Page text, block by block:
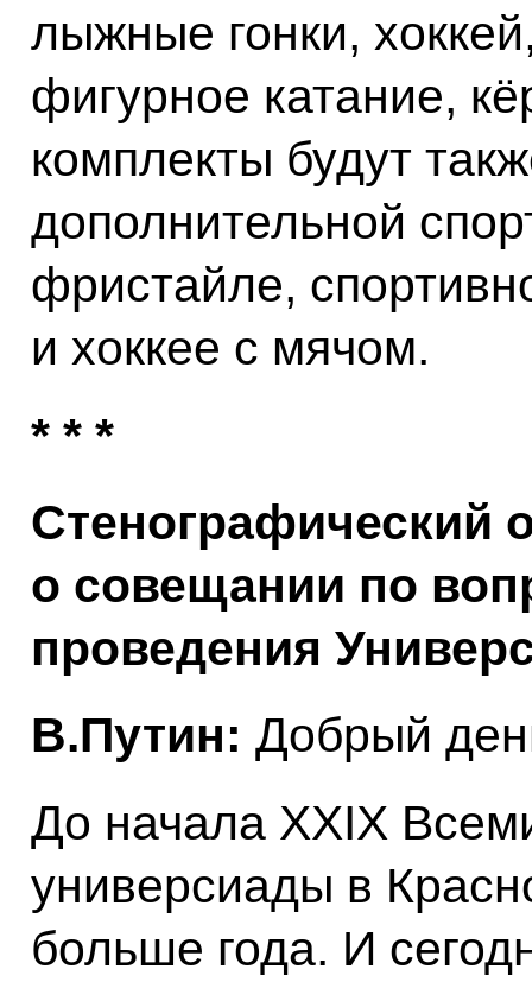
лыжные гонки,
фигурное катание,
комплекты будут
дополнительной
фристайле,
и хоккее с мячом.
* * *
Стенографический
о совещании по
проведения
В.Путин: Добрый
До начала XXIX
универсиады в
больше года. И